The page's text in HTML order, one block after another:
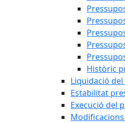
Històric
Liquidació
Estabilitat
Execució del